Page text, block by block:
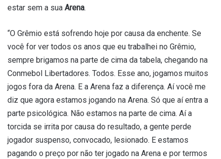
estar sem a sua Arena.
“O Grêmio está sofrendo hoje por causa da enchente. Se
você for ver todos os anos que eu trabalhei no Grêmio,
sempre brigamos na parte de cima da tabela, chegando na
Conmebol Libertadores. Todos. Esse ano, jogamos muitos
jogos fora da Arena. E a Arena faz a diferença. Aí você me
diz que agora estamos jogando na Arena. Só que aí entra a
parte psicológica. Não estamos na parte de cima. Aí a
torcida se irrita por causa do resultado, a gente perde
jogador suspenso, convocado, lesionado. E estamos
pagando o preço por não ter jogado na Arena e por termos